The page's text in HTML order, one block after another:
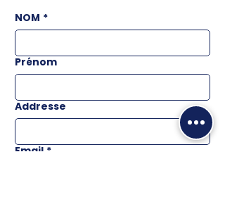
NOM *
Prénom
Addresse
Email *